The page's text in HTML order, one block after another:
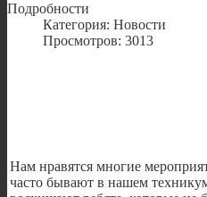
Подробности
Категория: Новости
Просмотров: 3013
Нам нравятся многие
часто бывают в нашем